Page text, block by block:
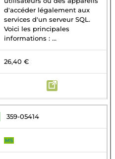
d'accéder légalement aux
services d'un serveur SQL.
Voici les principales
informations : ...
26,40 €
359-05414
MS